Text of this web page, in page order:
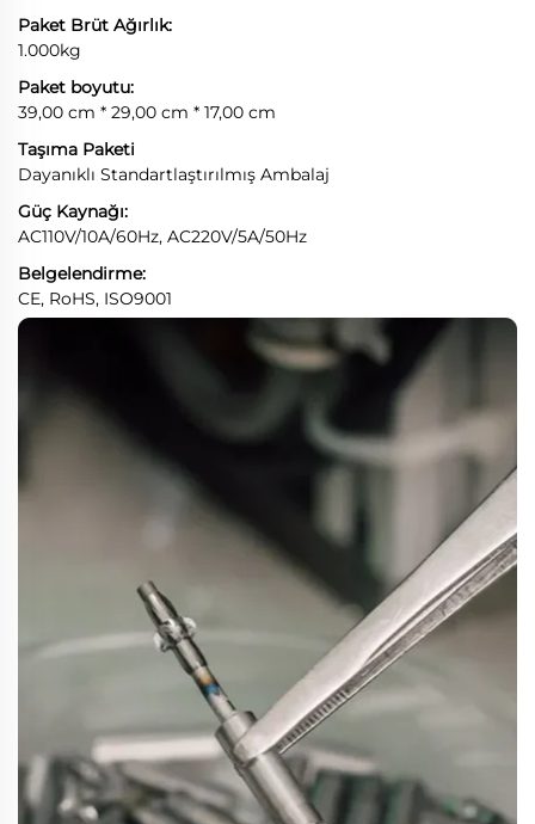
Paket Brüt Ağırlık:
1.000kg
Paket boyutu:
39,00 cm * 29,00 cm * 17,00 cm
Taşıma Paketi
Dayanıklı Standartlaştırılmış Ambalaj
Güç Kaynağı:
AC110V/10A/60Hz, AC220V/5A/50Hz
Belgelendirme:
CE, RoHS, ISO9001